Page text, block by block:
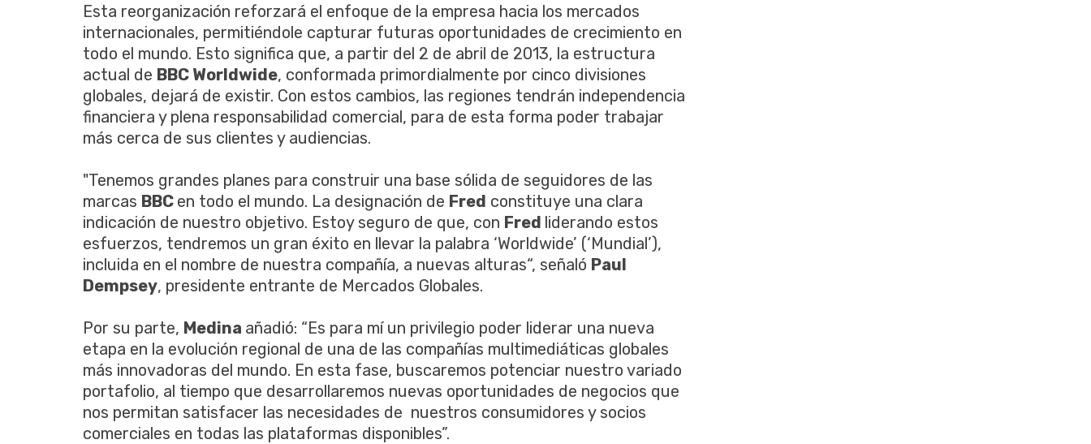
Esta reorganización reforzará el enfoque de la empresa hacia los mercados
internacionales, permitiéndole capturar futuras oportunidades de crecimiento en
todo el mundo. Esto significa que, a partir del 2 de abril de 2013, la estructura
actual de BBC Worldwide, conformada primordialmente por cinco divisiones
globales, dejará de existir. Con estos cambios, las regiones tendrán independencia
financiera y plena responsabilidad comercial, para de esta forma poder trabajar
más cerca de sus clientes y audiencias.
"Tenemos grandes planes para construir una base sólida de seguidores de las
marcas BBC en todo el mundo. La designación de Fred constituye una clara
indicación de nuestro objetivo. Estoy seguro de que, con Fred liderando estos
esfuerzos, tendremos un gran éxito en llevar la palabra ‘Worldwide’ (‘Mundial’),
incluida en el nombre de nuestra compañía, a nuevas alturas“, señaló Paul
Dempsey, presidente entrante de Mercados Globales.
Por su parte, Medina añadió: “Es para mí un privilegio poder liderar una nueva
etapa en la evolución regional de una de las compañías multimediáticas globales
más innovadoras del mundo. En esta fase, buscaremos potenciar nuestro variado
portafolio, al tiempo que desarrollaremos nuevas oportunidades de negocios que
nos permitan satisfacer las necesidades de nuestros consumidores y socios
comerciales en todas las plataformas disponibles”.